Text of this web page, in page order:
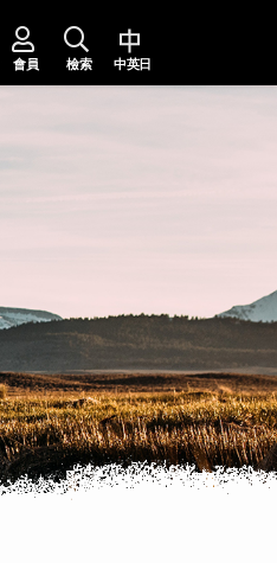
會員 檢索 中英日